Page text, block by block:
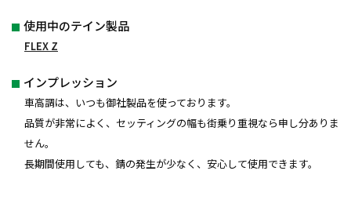
使用中のテイン製品
FLEX Z
インプレッション
車高調は、いつも御社製品を使っております。
品質が非常によく、セッティングの幅も街乗り重視なら申し分ありま
せん。
長期間使用しても、錆の発生が少なく、安心して使用できます。